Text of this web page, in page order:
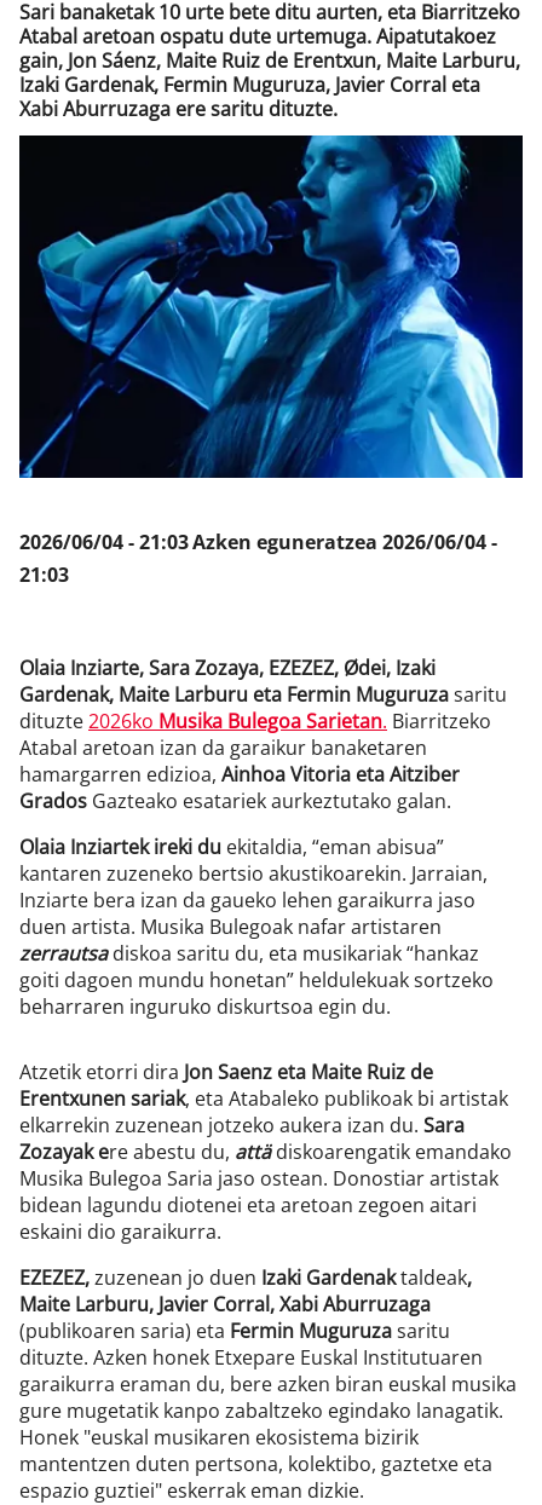
Klisk
Sari banaketak 10 urte bete ditu aurten, eta Biarritzeko
Atabal aretoan ospatu dute urtemuga. Aipatutakoez
gain, Jon Sáenz, Maite Ruiz de Erentxun, Maite Larburu,
Izaki Gardenak, Fermin Muguruza, Javier Corral eta
Xabi Aburruzaga ere saritu dituzte.
2026/06/04 - 21:03Azken eguneratzea 2026/06/04 -
21:03
Olaia Inziarte, Sara Zozaya, EZEZEZ, Ødei, Izaki
Gardenak, Maite Larburu eta Fermin Muguruzasaritu
dituzte2026ko Musika Bulegoa Sarietan. Biarritzeko
Atabal aretoan izan da garaikur banaketaren
hamargarren edizioa, Ainhoa Vitoria eta Aitziber
Grados Gazteako esatariek aurkeztutako galan.
Olaia Inziartek ireki du ekitaldia, “eman abisua”
kantaren zuzeneko bertsio akustikoarekin. Jarraian,
Inziarte bera izan da gaueko lehen garaikurra jaso
duen artista. Musika Bulegoak nafar artistaren
zerrautsadiskoa saritu du, eta musikariak “hankaz
goiti dagoen mundu honetan” heldulekuak sortzeko
beharraren inguruko diskurtsoa egin du.
Atzetik etorri dira Jon Saenz eta Maite Ruiz de
Erentxunen sariak, eta Atabaleko publikoak bi artistak
elkarrekin zuzenean jotzeko aukera izan du. Sara
Zozayak ere abestu du, attädiskoarengatik emandako
Musika Bulegoa Saria jaso ostean. Donostiar artistak
bidean lagundu diotenei eta aretoan zegoen aitari
eskaini dio garaikurra.
EZEZEZ,zuzenean jo duen Izaki Gardenaktaldeak,
Maite Larburu, Javier Corral, Xabi Aburruzaga
(publikoaren saria) eta Fermin Muguruzasaritu
dituzte. Azken honek Etxepare Euskal Institutuaren
garaikurra eraman du, bere azken biran euskal musika
gure mugetatik kanpo zabaltzeko egindako lanagatik.
Honek "euskal musikaren ekosistema bizirik
mantentzen duten pertsona, kolektibo, gaztetxe eta
espazio guztiei" eskerrak eman dizkie.